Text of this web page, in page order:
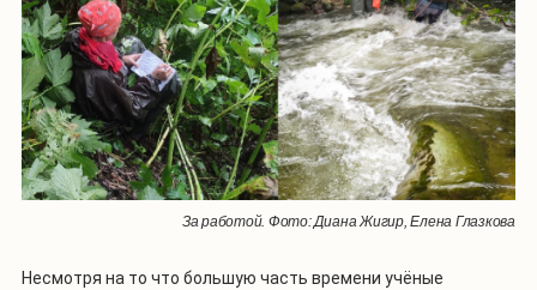
За работой. Фото: Диана Жигир, Елена Глазкова
Несмотря на то что большую часть времени учёные